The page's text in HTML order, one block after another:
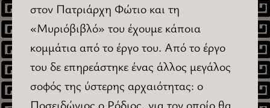
στον Πατριάρχη Φώτιο και τη
«Μυριόβιβλό» του έχουμε κάποια
κομμάτια από το έργο του. Από το έργο
του δε επηρεάστηκε ένας άλλος μεγάλος
σοφός της ύστερης αρχαιότητας: ο
Ποσειδώνιος ο Ρόδιος, για τον οποίο θα